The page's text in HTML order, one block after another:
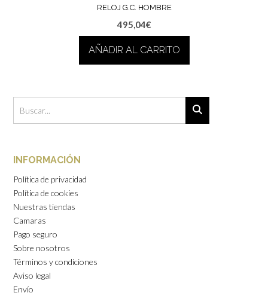
RELOJ G.C. HOMBRE
495,04€
AÑADIR AL CARRITO
INFORMACIÓN
Política de privacidad
Política de cookies
Nuestras tiendas
Camaras
Pago seguro
Sobre nosotros
Términos y condiciones
Aviso legal
Envío